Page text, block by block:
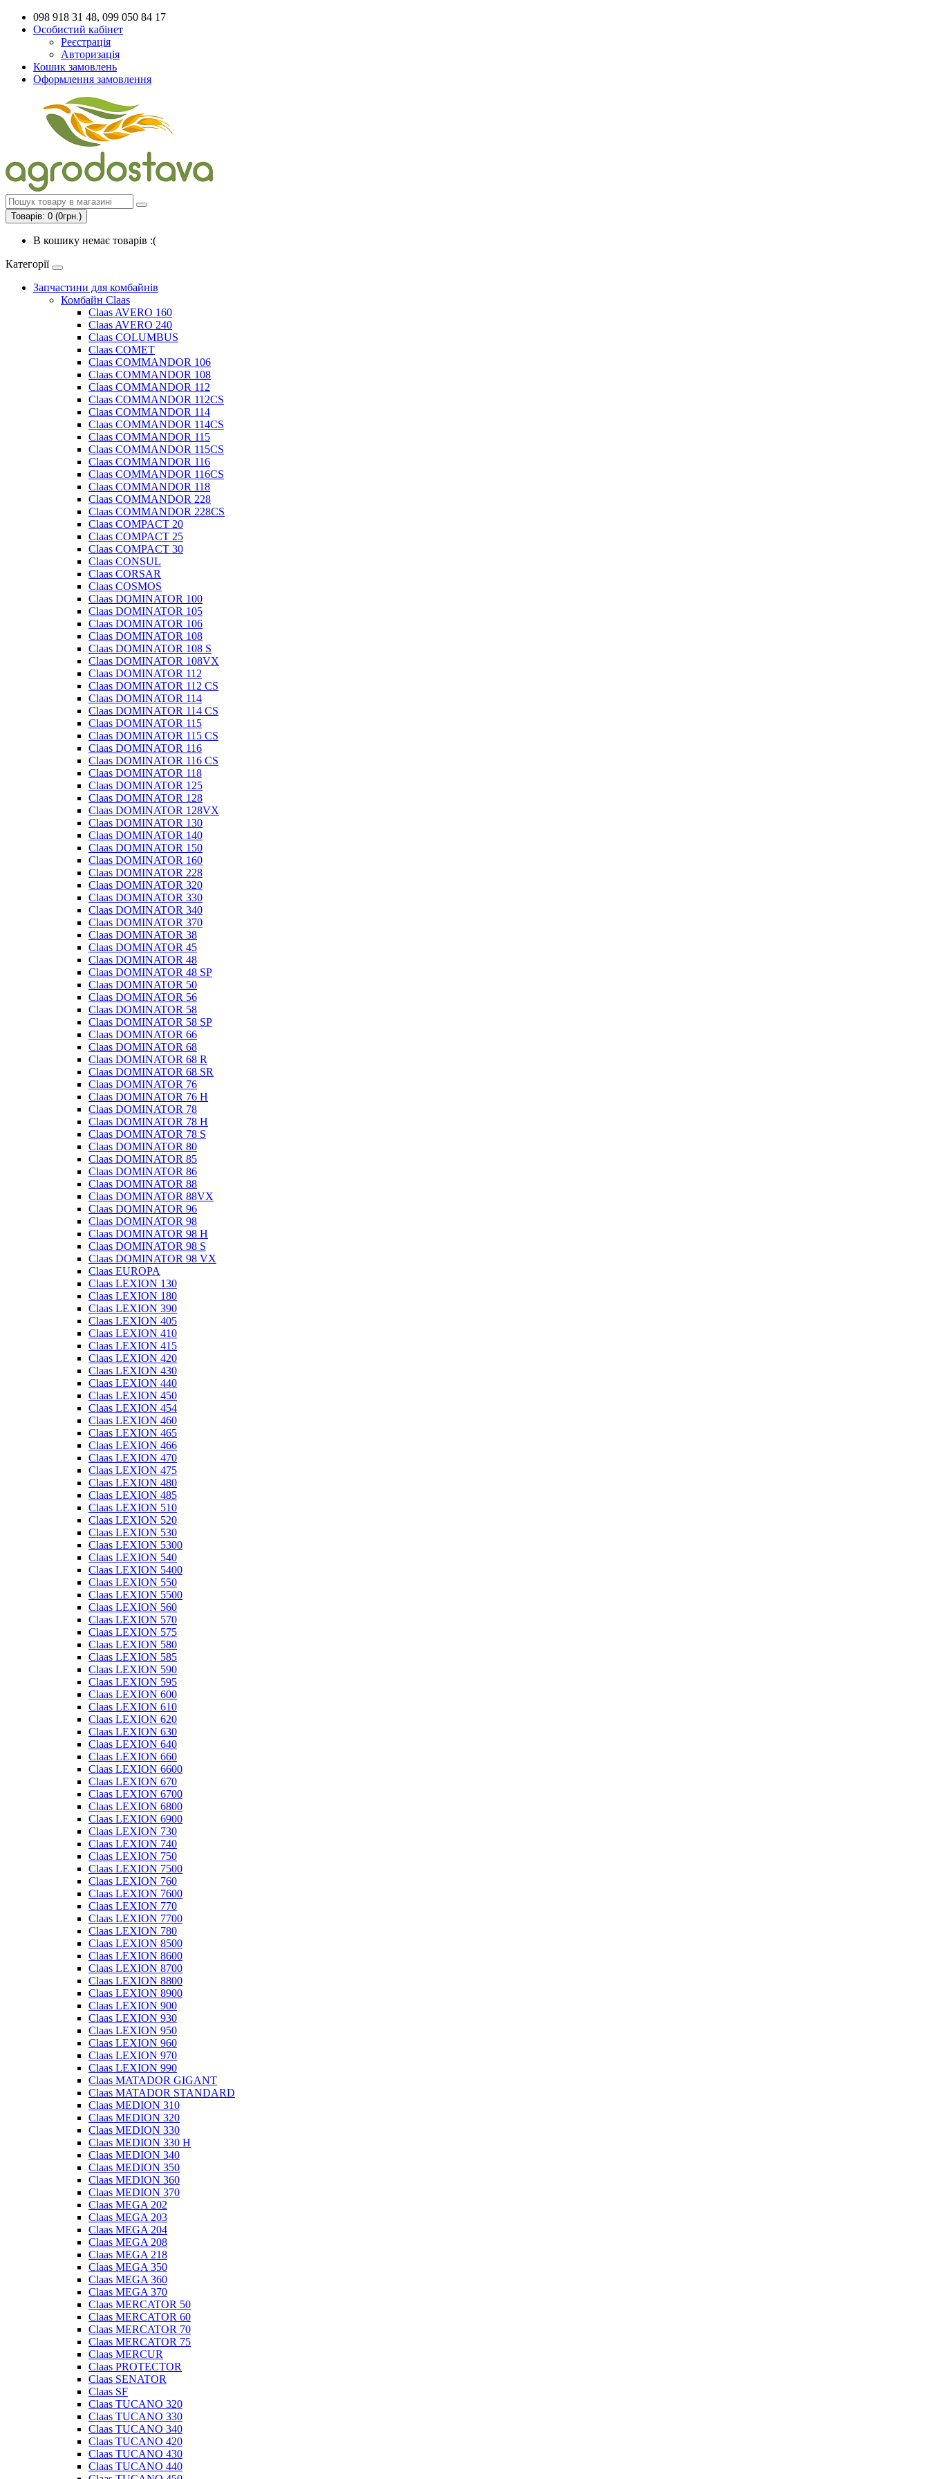
098 918 31 48, 099 050 84 17
Особистий кабінет
Реєстрація
Авторизація
Кошик замовлень
Оформлення замовлення
Товарів: 0 (0грн.)
В кошику немає товарів :(
Категорії
Запчастини для комбайнів
Комбайн Claas
Claas AVERO 160
Claas AVERO 240
Claas COLUMBUS
Claas COMET
Claas COMMANDOR 106
Claas COMMANDOR 108
Claas COMMANDOR 112
Claas COMMANDOR 112CS
Claas COMMANDOR 114
Claas COMMANDOR 114CS
Claas COMMANDOR 115
Claas COMMANDOR 115CS
Claas COMMANDOR 116
Claas COMMANDOR 116CS
Claas COMMANDOR 118
Claas COMMANDOR 228
Claas COMMANDOR 228CS
Claas COMPACT 20
Claas COMPACT 25
Claas COMPACT 30
Claas CONSUL
Claas CORSAR
Claas COSMOS
Claas DOMINATOR 100
Claas DOMINATOR 105
Claas DOMINATOR 106
Claas DOMINATOR 108
Claas DOMINATOR 108 S
Claas DOMINATOR 108VX
Claas DOMINATOR 112
Claas DOMINATOR 112 CS
Claas DOMINATOR 114
Claas DOMINATOR 114 CS
Claas DOMINATOR 115
Claas DOMINATOR 115 CS
Claas DOMINATOR 116
Claas DOMINATOR 116 CS
Claas DOMINATOR 118
Claas DOMINATOR 125
Claas DOMINATOR 128
Claas DOMINATOR 128VX
Claas DOMINATOR 130
Claas DOMINATOR 140
Claas DOMINATOR 150
Claas DOMINATOR 160
Claas DOMINATOR 228
Claas DOMINATOR 320
Claas DOMINATOR 330
Claas DOMINATOR 340
Claas DOMINATOR 370
Claas DOMINATOR 38
Claas DOMINATOR 45
Claas DOMINATOR 48
Claas DOMINATOR 48 SP
Claas DOMINATOR 50
Claas DOMINATOR 56
Claas DOMINATOR 58
Claas DOMINATOR 58 SP
Claas DOMINATOR 66
Claas DOMINATOR 68
Claas DOMINATOR 68 R
Claas DOMINATOR 68 SR
Claas DOMINATOR 76
Claas DOMINATOR 76 H
Claas DOMINATOR 78
Claas DOMINATOR 78 H
Claas DOMINATOR 78 S
Claas DOMINATOR 80
Claas DOMINATOR 85
Claas DOMINATOR 86
Claas DOMINATOR 88
Claas DOMINATOR 88VX
Claas DOMINATOR 96
Claas DOMINATOR 98
Claas DOMINATOR 98 H
Claas DOMINATOR 98 S
Claas DOMINATOR 98 VX
Claas EUROPA
Claas LEXION 130
Claas LEXION 180
Claas LEXION 390
Claas LEXION 405
Claas LEXION 410
Claas LEXION 415
Claas LEXION 420
Claas LEXION 430
Claas LEXION 440
Claas LEXION 450
Claas LEXION 454
Claas LEXION 460
Claas LEXION 465
Claas LEXION 466
Claas LEXION 470
Claas LEXION 475
Claas LEXION 480
Claas LEXION 485
Claas LEXION 510
Claas LEXION 520
Claas LEXION 530
Claas LEXION 5300
Claas LEXION 540
Claas LEXION 5400
Claas LEXION 550
Claas LEXION 5500
Claas LEXION 560
Claas LEXION 570
Claas LEXION 575
Claas LEXION 580
Claas LEXION 585
Claas LEXION 590
Claas LEXION 595
Claas LEXION 600
Claas LEXION 610
Claas LEXION 620
Claas LEXION 630
Claas LEXION 640
Claas LEXION 660
Claas LEXION 6600
Claas LEXION 670
Claas LEXION 6700
Claas LEXION 6800
Claas LEXION 6900
Claas LEXION 730
Claas LEXION 740
Claas LEXION 750
Claas LEXION 7500
Claas LEXION 760
Claas LEXION 7600
Claas LEXION 770
Claas LEXION 7700
Claas LEXION 780
Claas LEXION 8500
Claas LEXION 8600
Claas LEXION 8700
Claas LEXION 8800
Claas LEXION 8900
Claas LEXION 900
Claas LEXION 930
Claas LEXION 950
Claas LEXION 960
Claas LEXION 970
Claas LEXION 990
Claas MATADOR GIGANT
Claas MATADOR STANDARD
Claas MEDION 310
Claas MEDION 320
Claas MEDION 330
Claas MEDION 330 H
Claas MEDION 340
Claas MEDION 350
Claas MEDION 360
Claas MEDION 370
Claas MEGA 202
Claas MEGA 203
Claas MEGA 204
Claas MEGA 208
Claas MEGA 218
Claas MEGA 350
Claas MEGA 360
Claas MEGA 370
Claas MERCATOR 50
Claas MERCATOR 60
Claas MERCATOR 70
Claas MERCATOR 75
Claas MERCUR
Claas PROTECTOR
Claas SENATOR
Claas SF
Claas TUCANO 320
Claas TUCANO 330
Claas TUCANO 340
Claas TUCANO 420
Claas TUCANO 430
Claas TUCANO 440